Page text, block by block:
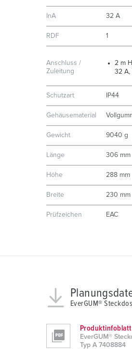
InA 32 A
RDF 1
Anschluss /
Zuleitung
2 m
32 A,
Schutzart IP44
Gehäusematerial
Gewicht 9040 g
Länge 306 mm
Höhe 288 mm
Breite 230 mm
Prüfzeichen EAC
EverGUM®
Produktinfoblatt
EverGUM®
Typ A 7408884